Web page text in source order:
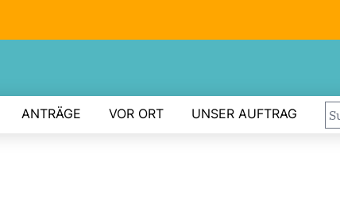
ANTRÄGE VOR ORT UNSER AUFTRAG